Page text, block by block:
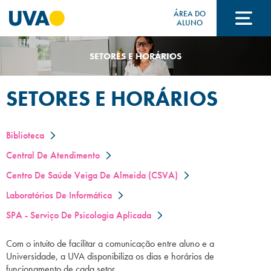
ÁREA DO
ALUNO
A UVA
FORMAS DE INGRESSO
Acontece na UVA
SETORES E HORÁRIOS
SETORES E HORÁRIOS
Biblioteca
Central De Atendimento
Centro De Saúde Veiga De Almeida (CSVA)
Laboratórios De Informática
SPA - Serviço De Psicologia Aplicada
Com o intuito de facilitar a comunicação entre aluno e a
Universidade, a UVA disponibiliza os dias e horários de